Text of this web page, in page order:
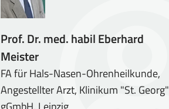
Prof. Dr. med. habil Eberhard
Meister
FA für Hals-Nasen-Ohrenheilkunde,
Angestellter Arzt, Klinikum "St. Georg"